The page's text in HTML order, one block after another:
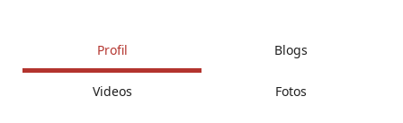
Profil Blogs
Videos Fotos